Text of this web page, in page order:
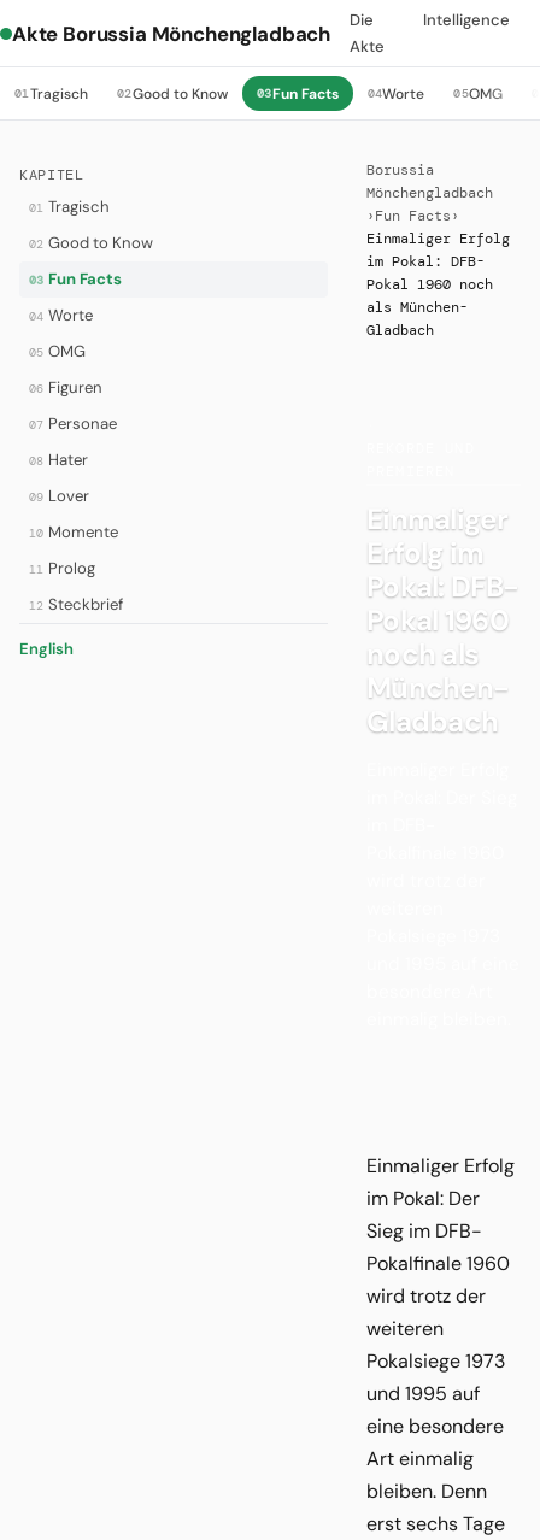
Akte Borussia Mönchengladbach
Die
Akte
Intelligence
01Tragisch 02Good to Know 03Fun Facts 04Worte 05OMG
KAPITEL
01 Tragisch
02 Good to Know
03 Fun Facts
04 Worte
05 OMG
06 Figuren
07 Personae
08 Hater
09 Lover
10 Momente
11 Prolog
12 Steckbrief
English
Borussia
Mönchengladbach
› Fun Facts ›
Einmaliger Erfolg
im Pokal: DFB-
Pokal 1960 noch
als München-
Gladbach
Einmaliger
Erfolg im
Pokal: DFB-
Pokal 1960
noch als
München-
Gladbach
Einmaliger Erfolg
im Pokal: Der
Sieg im DFB-
Pokalfinale 1960
wird trotz der
weiteren
Pokalsiege 1973
und 1995 auf
eine besondere
Art einmalig
bleiben. Denn
erst sechs Tage